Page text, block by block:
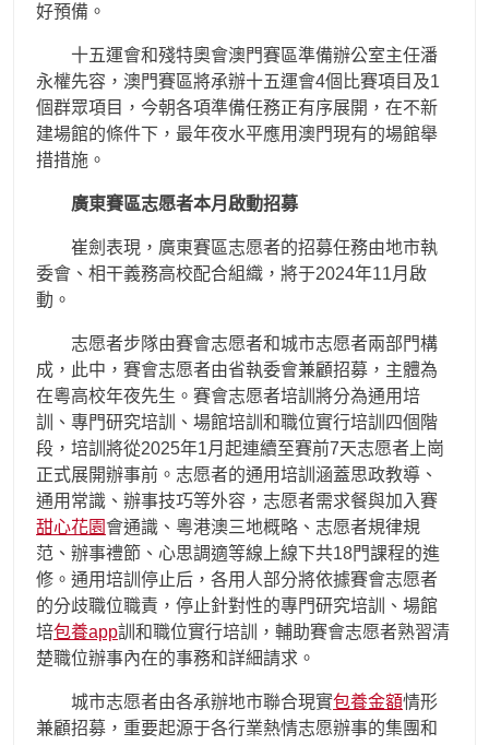
好預備。
十五運會和殘特奧會澳門賽區準備辦公室主任潘
永權先容，澳門賽區將承辦十五運會4個比賽項目及1
個群眾項目，今朝各項準備任務正有序展開，在不新
建場館的條件下，最年夜水平應用澳門現有的場館舉
措措施。
廣東賽區志愿者本月啟動招募
崔劍表現，廣東賽區志愿者的招募任務由地市執
委會、相干義務高校配合組織，將于2024年11月啟
動。
志愿者步隊由賽會志愿者和城市志愿者兩部門構
成，此中，賽會志愿者由省執委會兼顧招募，主體為
在粵高校年夜先生。賽會志愿者培訓將分為通用培
訓、專門研究培訓、場館培訓和職位實行培訓四個階
段，培訓將從2025年1月起連續至賽前7天志愿者上崗
正式展開辦事前。志愿者的通用培訓涵蓋思政教導、
通用常識、辦事技巧等外容，志愿者需求餐與加入賽
甜心花園 會通識、粵港澳三地概略、志愿者規律規
范、辦事禮節、心思調適等線上線下共18門課程的進
修。通用培訓停止后，各用人部分將依據賽會志愿者
的分歧職位職責，停止針對性的專門研究培訓、場館
培包養app訓和職位實行培訓，輔助賽會志愿者熟習清
楚職位辦事內在的事務和詳細請求。
城市志愿者由各承辦地市聯合現實包養金額情形
兼顧招募，重要起源于各行業熱情志愿辦事的集團和